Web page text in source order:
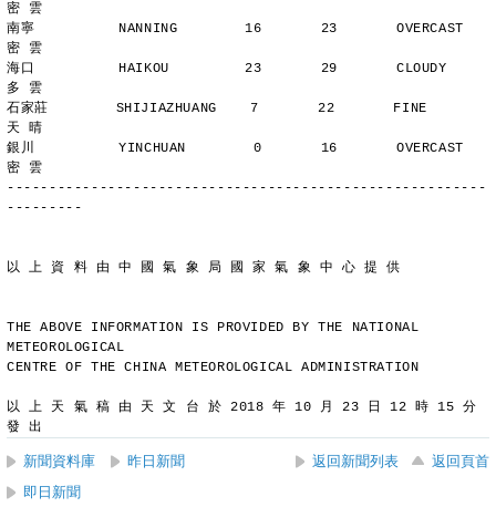
密 雲
南寧          NANNING        16       23       OVERCAST
密 雲
海口          HAIKOU         23       29       CLOUDY
多 雲
石家莊        SHIJIAZHUANG    7       22       FINE
天 晴
銀川          YINCHUAN        0       16       OVERCAST
密 雲
---------------------------------------------------------
---------
以 上 資 料 由 中 國 氣 象 局 國 家 氣 象 中 心 提 供
THE ABOVE INFORMATION IS PROVIDED BY THE NATIONAL
METEOROLOGICAL
CENTRE OF THE CHINA METEOROLOGICAL ADMINISTRATION
以 上 天 氣 稿 由 天 文 台 於 2018 年 10 月 23 日 12 時 15 分
發 出
新聞資料庫 昨日新聞 返回新聞列表
返回頁首
即日新聞